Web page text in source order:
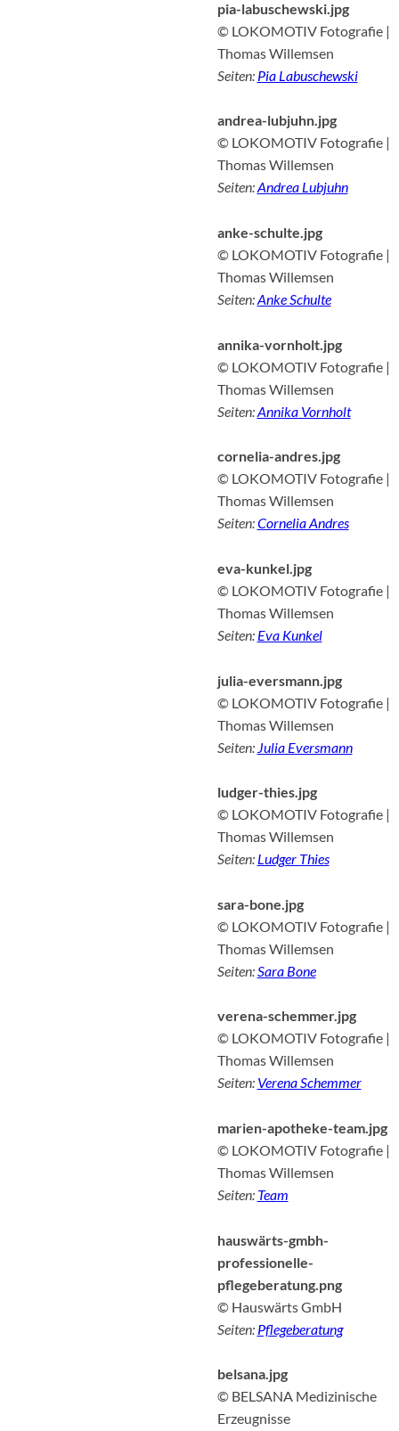
pia-labuschewski.jpg
© LOKOMOTIV Fotografie |
Thomas Willemsen
Seiten: Pia Labuschewski
andrea-lubjuhn.jpg
© LOKOMOTIV Fotografie |
Thomas Willemsen
Seiten:Andrea Lubjuhn
anke-schulte.jpg
© LOKOMOTIV Fotografie |
Thomas Willemsen
Seiten:Anke Schulte
annika-vornholt.jpg
© LOKOMOTIV Fotografie |
Thomas Willemsen
Seiten:Annika Vornholt
cornelia-andres.jpg
© LOKOMOTIV Fotografie |
Thomas Willemsen
Seiten:Cornelia Andres
eva-kunkel.jpg
© LOKOMOTIV Fotografie |
Thomas Willemsen
Seiten: Eva Kunkel
julia-eversmann.jpg
© LOKOMOTIV Fotografie |
Thomas Willemsen
Seiten: Julia Eversmann
ludger-thies.jpg
© LOKOMOTIV Fotografie |
Thomas Willemsen
Seiten: Ludger Thies
sara-bone.jpg
© LOKOMOTIV Fotografie |
Thomas Willemsen
Seiten: Sara Bone
verena-schemmer.jpg
© LOKOMOTIV Fotografie |
Thomas Willemsen
Seiten: Verena Schemmer
marien-apotheke-team.jpg
© LOKOMOTIV Fotografie |
Thomas Willemsen
Seiten: Team
hauswärts-gmbh-
professionelle-
pflegeberatung.png
© Hauswärts GmbH
Seiten: Pflegeberatung
belsana.jpg
© BEL­SA­NA Me­di­zi­ni­sche
Er­zeug­nis­se